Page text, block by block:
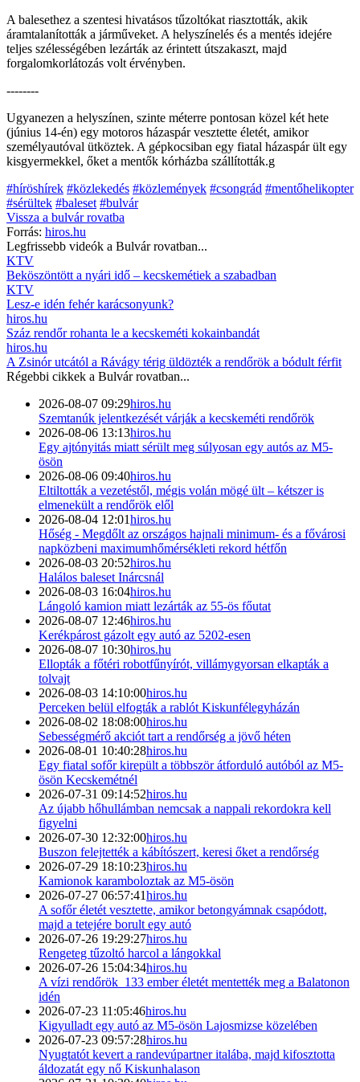
A balesethez a szentesi hivatásos tűzoltókat riasztották, akik
áramtalanították a járműveket. A helyszínelés és a mentés idejére
teljes szélességében lezárták az érintett útszakaszt, majd
forgalomkorlátozás volt érvényben.
--------
Ugyanezen a helyszínen, szinte méterre pontosan közel két hete
(június 14-én) egy motoros házaspár vesztette életét, amikor
személyautóval ütköztek. A gépkocsiban egy fiatal házaspár ült egy
kisgyermekkel, őket a mentők kórházba szállították.g
#híröshírek #közlekedés #közlemények #csongrád #mentőhelikopter
#sérültek #baleset #bulvár
Vissza a bulvárrovatba
Forrás: hiros.hu
Legfrissebb videók a Bulvárrovatban...
KTV
Beköszöntött a nyári idő – kecskemétiek a szabadban
KTV
Lesz-e idén fehér karácsonyunk?
hiros.hu
Száz rendőr rohanta le a kecskeméti kokainbandát
hiros.hu
A Zsinór utcától a Rávágy térig üldözték a rendőrök a bódult férfit
Régebbi cikkek a Bulvárrovatban...
2026-08-07 09:29hiros.hu
Szemtanúk jelentkezését várják a kecskeméti rendőrök
2026-08-06 13:13hiros.hu
Egy ajtónyitás miatt sérült meg súlyosan egy autós az M5-
ösön
2026-08-06 09:40hiros.hu
Eltiltották a vezetéstől, mégis volán mögé ült – kétszer is
elmenekült a rendőrök elől
2026-08-04 12:01hiros.hu
Hőség - Megdőlt az országos hajnali minimum- és a fővárosi
napközbeni maximumhőmérsékleti rekord hétfőn
2026-08-03 20:52hiros.hu
Halálos baleset Inárcsnál
2026-08-03 16:04hiros.hu
Lángoló kamion miatt lezárták az 55-ös főutat
2026-08-07 12:46hiros.hu
Kerékpárost gázolt egy autó az 5202-esen
2026-08-07 10:30hiros.hu
Ellopták a főtéri robotfűnyírót, villámygyorsan elkapták a
tolvajt
2026-08-03 14:10:00hiros.hu
Perceken belül elfogták a rablót Kiskunfélegyházán
2026-08-02 18:08:00hiros.hu
Sebességmérő akciót tart a rendőrség a jövő héten
2026-08-01 10:40:28hiros.hu
Egy fiatal sofőr kirepült a többször átforduló autóból az M5-
ösön Kecskemétnél
2026-07-31 09:14:52hiros.hu
Az újabb hőhullámban nemcsak a nappali rekordokra kell
figyelni
2026-07-30 12:32:00hiros.hu
Buszon felejtették a kábítószert, keresi őket a rendőrség
2026-07-29 18:10:23hiros.hu
Kamionok karamboloztak az M5-ösön
2026-07-27 06:57:41hiros.hu
A sofőr életét vesztette, amikor betongyámnak csapódott,
majd a tetejére borult egy autó
2026-07-26 19:29:27hiros.hu
Rengeteg tűzoltó harcol a lángokkal
2026-07-26 15:04:34hiros.hu
A vízi rendőrök 133 ember életét mentették meg a Balatonon
idén
2026-07-23 11:05:46hiros.hu
Kigyulladt egy autó az M5-ösön Lajosmizse közelében
2026-07-23 09:57:28hiros.hu
Nyugtatót kevert a randevúpartner italába, majd kifosztotta
áldozatát egy nő Kiskunhalason